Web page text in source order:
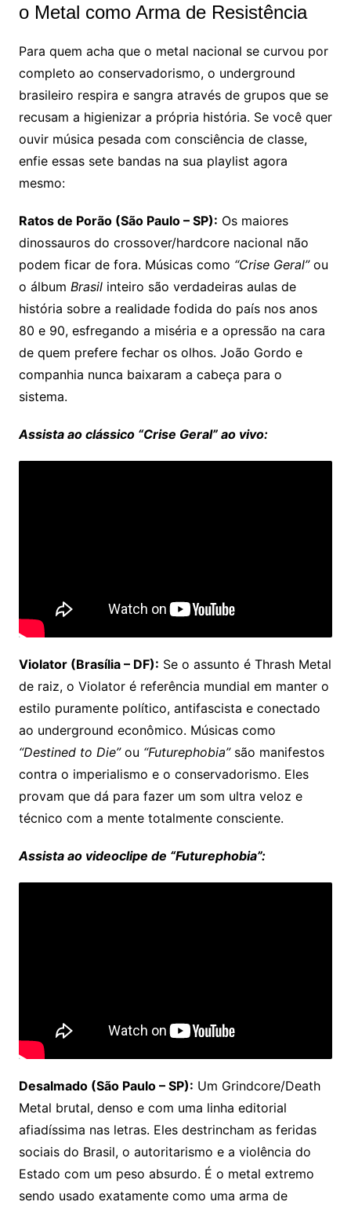
o Metal como Arma de Resistência
Para quem acha que o metal nacional se curvou por
completo ao conservadorismo, o underground
brasileiro respira e sangra através de grupos que se
recusam a higienizar a própria história. Se você quer
ouvir música pesada com consciência de classe,
enfie essas sete bandas na sua playlist agora
mesmo:
Ratos de Porão (São Paulo – SP): Os maiores
dinossauros do crossover/hardcore nacional não
podem ficar de fora. Músicas como “Crise Geral”ou
o álbum Brasilinteiro são verdadeiras aulas de
história sobre a realidade fodida do país nos anos
80 e 90, esfregando a miséria e a opressão na cara
de quem prefere fechar os olhos. João Gordo e
companhia nunca baixaram a cabeça para o
sistema.
Assista ao clássico “Crise Geral” ao vivo:
Violator (Brasília – DF): Se o assunto é Thrash Metal
de raiz, o Violator é referência mundial em manter o
estilo puramente político, antifascista e conectado
ao underground econômico. Músicas como
“Destined to Die”ou “Futurephobia”são manifestos
contra o imperialismo e o conservadorismo. Eles
provam que dá para fazer um som ultra veloz e
técnico com a mente totalmente consciente.
Assista ao videoclipe de “Futurephobia”:
Desalmado (São Paulo – SP): Um Grindcore/Death
Metal brutal, denso e com uma linha editorial
afiadíssima nas letras. Eles destrincham as feridas
sociais do Brasil, o autoritarismo e a violência do
Estado com um peso absurdo. É o metal extremo
sendo usado exatamente como uma arma de